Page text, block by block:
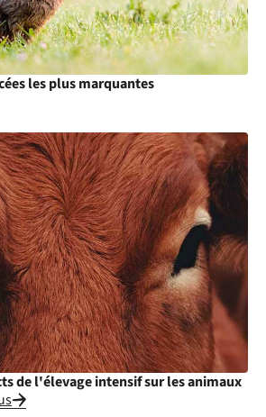
les plus marquantes
de l'élevage intensif sur les animaux